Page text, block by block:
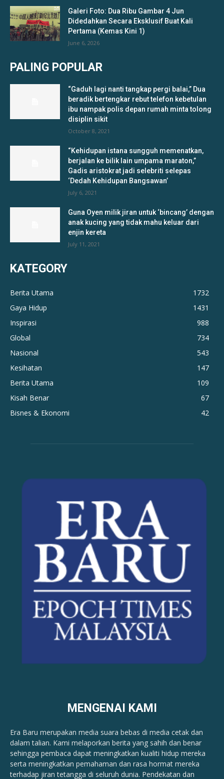
Galeri Foto: Dua Ribu Gambar 4 Jun
Didedahkan Secara Eksklusif Buat Kali
Pertama (Kemas Kini 1)
June 6, 2026
PALING POPULAR
“Gaduh lagi nanti tangkap pergi balai,” Dua
beradik bertengkar rebut telefon kebetulan
ibu nampak polis depan rumah minta tolong
disiplin sikit
October 8, 2021
“Kehidupan istana sungguh memenatkan,
berjalan ke bilik lain umpama maraton,”
Gadis aristokrat jadi selebriti selepas
‘Dedah Kehidupan Bangsawan’
July 6, 2021
Guna Oyen milik jiran untuk ‘bincang’ dengan
anak kucing yang tidak mahu keluar dari
enjin kereta
July 11, 2021
KATEGORY
Berita Utama
1732
Gaya Hidup
1431
Inspirasi
988
Global
734
Nasional
543
Kesihatan
147
Berita Utama
109
Kisah Benar
67
Bisnes & Ekonomi
42
MENGENAI KAMI
Era Baru merupakan media suara bebas di media cetak dan
dalam talian. Kami melaporkan berita yang sahih dan benar ​​
sehingga pembaca dapat meningkatkan kualiti hidup mereka
serta meningkatkan pemahaman dan rasa hormat mereka
terhadap jiran tetangga di seluruh dunia. Pendekatan dan